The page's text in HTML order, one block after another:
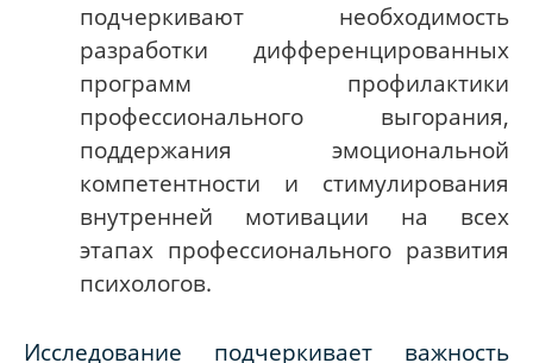
подчеркивают необходимость
разработки дифференцированных
программ профилактики
профессионального выгорания,
поддержания эмоциональной
компетентности и стимулирования
внутренней мотивации на всех
этапах профессионального развития
психологов.
Исследование подчеркивает важность